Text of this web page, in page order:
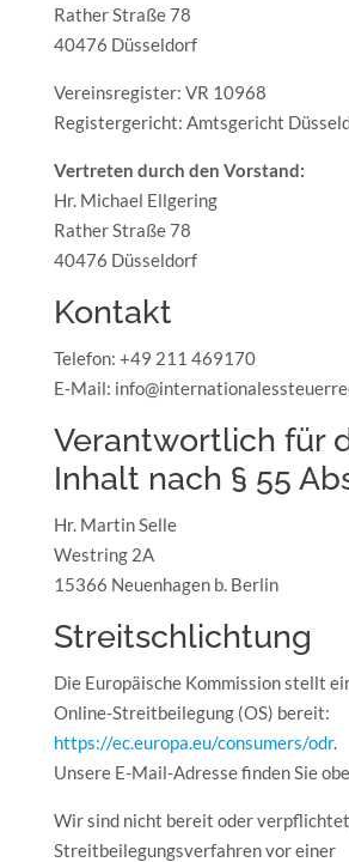
Rather Straße 78
40476 Düsseldorf
Vereinsregister: VR 10968
Registergericht: Amtsgericht
Vertreten durch den Vorstand:
Hr. Michael Ellgering
Rather Straße 78
40476 Düsseldorf
Kontakt
Telefon: +49 211 469170
E-Mail:
Verantwortlich für
Inhalt nach § 55
Hr. Martin Selle
Westring 2A
15366 Neuenhagen b. Berlin
Streitschlichtung
Die Europäische Kommission stellt
Online-Streitbeilegung (OS) bereit:
https://ec.europa.eu/consumers/odr.
Unsere E-Mail-Adresse finden Sie
Wir sind nicht bereit oder
Streitbeilegungsverfahren vor einer